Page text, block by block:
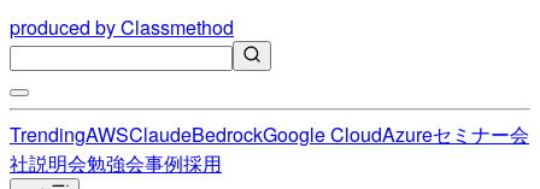
produced by Classmethod
TrendingAWSClaudeBedrockGoogle CloudAzureセミナー会
社説明会勉強会事例採用